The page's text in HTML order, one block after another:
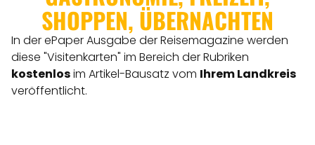
REGIONEN
SHOPPEN, ÜBERNACHTEN
In der ePaper Ausgabe der Reisemagazine werden
diese "Visitenkarten" im Bereich der Rubriken
kostenlosim Artikel-Bausatz vom Ihrem Landkreis
veröffentlicht.